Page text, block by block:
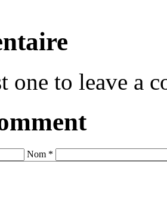
one to leave a
Nom *